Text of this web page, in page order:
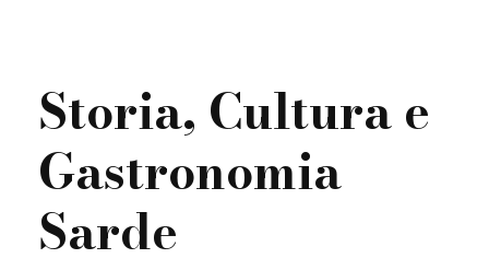
Storia, Cultura e
Gastronomia
Sarde